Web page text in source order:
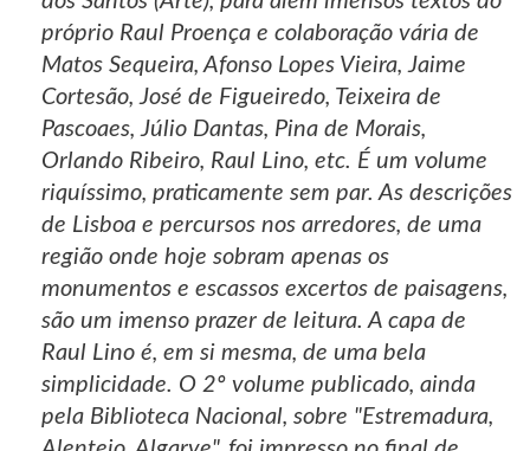
próprio Raul Proença e colaboração vária de
Matos Sequeira, Afonso Lopes Vieira, Jaime
Cortesão, José de Figueiredo, Teixeira de
Pascoaes, Júlio Dantas, Pina de Morais,
Orlando Ribeiro, Raul Lino, etc. É um volume
riquíssimo, praticamente sem par. As descrições
de Lisboa e percursos nos arredores, de uma
região onde hoje sobram apenas os
monumentos e escassos excertos de paisagens,
são um imenso prazer de leitura. A capa de
Raul Lino é, em si mesma, de uma bela
simplicidade. O 2º volume publicado, ainda
pela Biblioteca Nacional, sobre "Estremadura,